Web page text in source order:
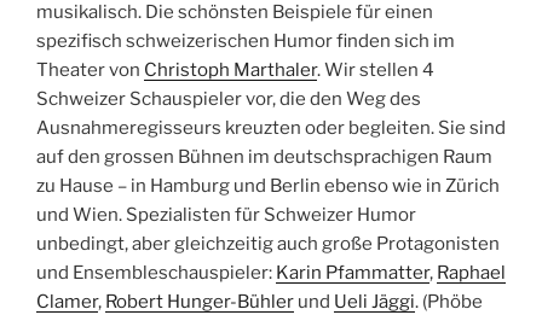
musikalisch. Die schönsten Beispiele für einen
spezifisch schweizerischen Humor finden sich im
Theater von Christoph Marthaler. Wir stellen 4
Schweizer Schauspieler vor, die den Weg des
Ausnahmeregisseurs kreuzten oder begleiten. Sie sind
auf den grossen Bühnen im deutschsprachigen Raum
zu Hause – in Hamburg und Berlin ebenso wie in Zürich
und Wien. Spezialisten für Schweizer Humor
unbedingt, aber gleichzeitig auch große Protagonisten
und Ensembleschauspieler: Karin Pfammatter, Raphael
Clamer, Robert Hunger-Bühler und Ueli Jäggi. (Phöbe